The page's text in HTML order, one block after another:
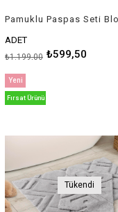
ADET
₺599,50
₺1.199,00
Tükendi
Yeni
Ürün
Fırsat Ürünü